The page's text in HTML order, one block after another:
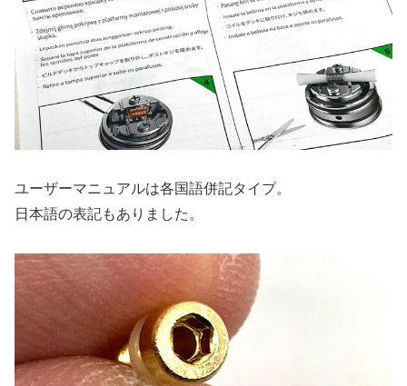
ユーザーマニュアルは各国語併記タイプ。
日本語の表記もありました。